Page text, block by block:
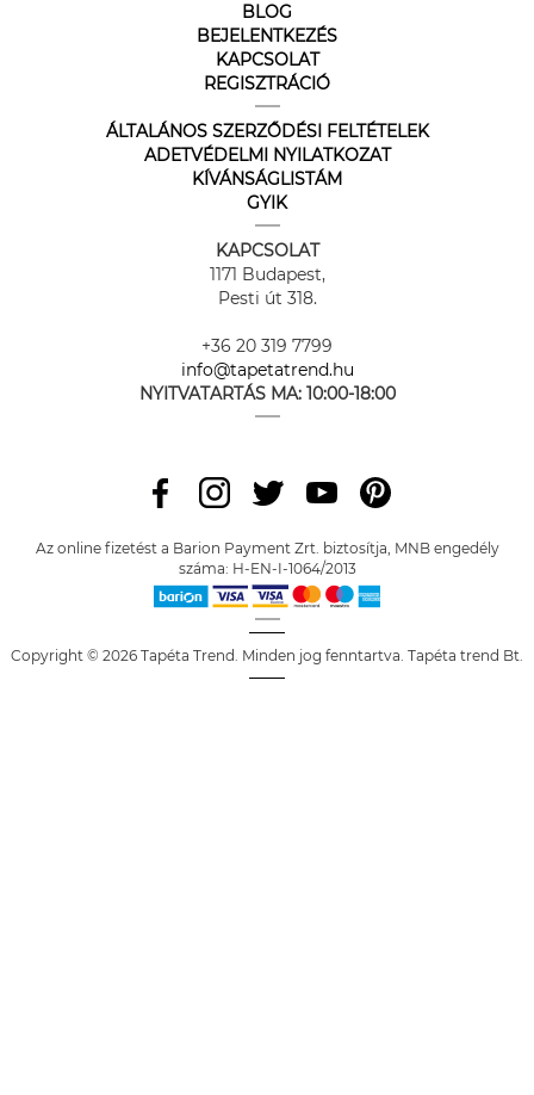
BLOG
BEJELENTKEZÉS
KAPCSOLAT
REGISZTRÁCIÓ
ÁLTALÁNOS SZERZŐDÉSI FELTÉTELEK
ADETVÉDELMI NYILATKOZAT
KÍVÁNSÁGLISTÁM
GYIK
KAPCSOLAT
1171 Budapest,
Pesti út 318.
+36 20 319 7799
info@tapetatrend.hu
NYITVATARTÁS MA: 10:00-18:00
Az online fizetést a Barion Payment Zrt. biztosítja, MNB engedély
száma: H-EN-I-1064/2013
Copyright © 2026 Tapéta Trend. Minden jog fenntartva. Tapéta trend Bt.